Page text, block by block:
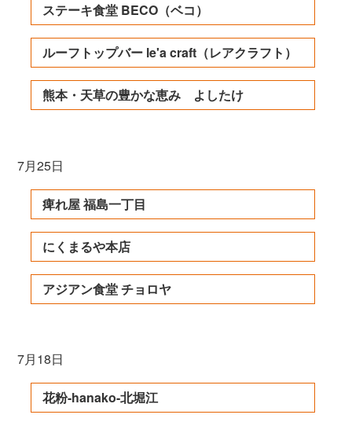
ステーキ食堂 BECO（ベコ）
ルーフトップバー le'a craft（レアクラフト）
熊本・天草の豊かな恵み よしたけ
7月25日
痺れ屋 福島一丁目
にくまるや本店
アジアン食堂 チョロヤ
7月18日
花粉-hanako-北堀江